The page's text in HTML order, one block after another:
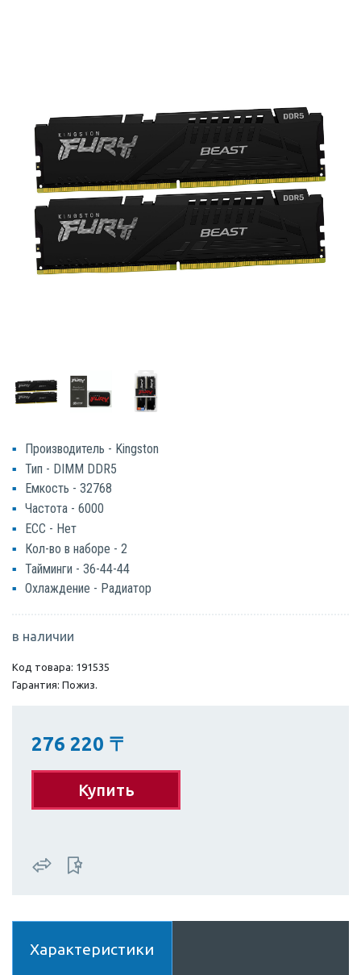
Производитель - Kingston
Тип - DIMM DDR5
Емкость - 32768
Частота - 6000
ECC - Нет
Кол-во в наборе - 2
Тайминги - 36-44-44
Охлаждение - Радиатор
в наличии
Код товара: 191535
Гарантия: Пожиз.
276 220 〒
Купить
Характеристики